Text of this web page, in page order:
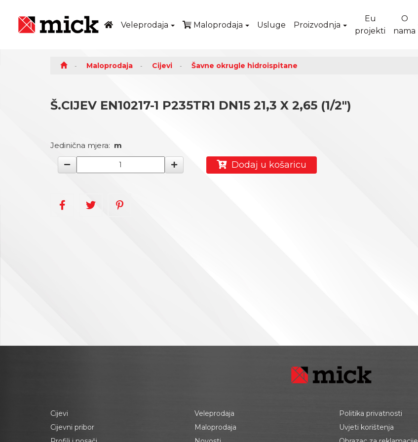
Veleprodaja Maloprodaja Usluge Proizvodnja
Eu
projekti
O
nama
Maloprodaja Cijevi Šavne okrugle hidroispitane
Š.CIJEV EN10217-1 P235TR1 DN15 21,3 X 2,65 (1/2")
Jedinična mjera: m
Dodaj u košaricu
Cijevi
Cijevni pribor
Veleprodaja
Maloprodaja
Politika privatnosti
Uvjeti korištenja